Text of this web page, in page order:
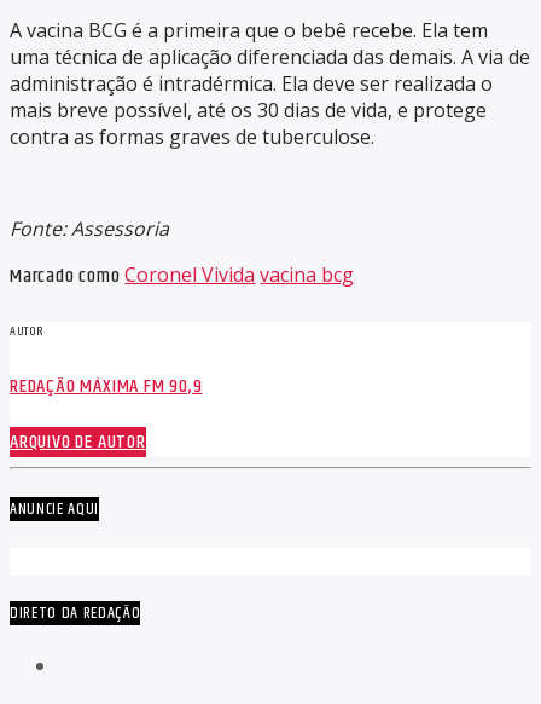
A vacina BCG é a primeira que o bebê recebe. Ela tem
uma técnica de aplicação diferenciada das demais. A via de
administração é intradérmica. Ela deve ser realizada o
mais breve possível, até os 30 dias de vida, e protege
contra as formas graves de tuberculose.
Fonte: Assessoria
Marcado comoCoronel Vivida vacina bcg
AUTOR
REDAÇÃO MÁXIMA FM 90,9
ARQUIVO DE AUTOR
ANUNCIE AQUI
DIRETO DA REDAÇÃO